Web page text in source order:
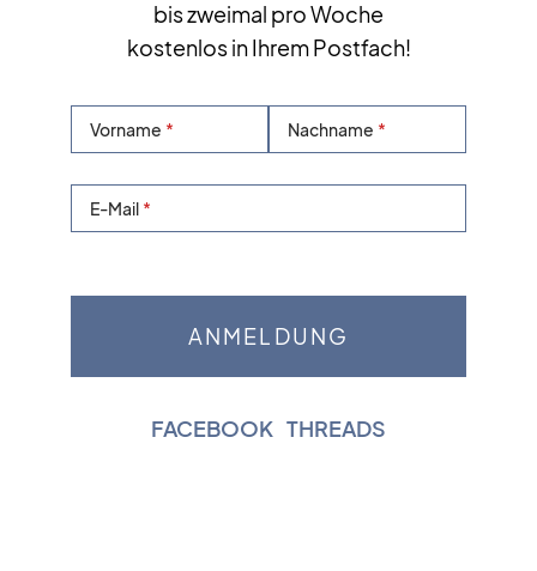
bis zweimal pro Woche
kostenlos in Ihrem Postfach!
Vorname Nachname
E-Mail
FACEBOOK THREADS